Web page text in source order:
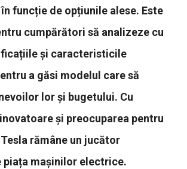
funcție de opțiunile alese. Este
cumpărători să analizeze cu
și caracteristicile
a găsi modelul care să
lor și bugetului. Cu
și preocuparea pentru
rămâne un jucător
piața mașinilor electrice.